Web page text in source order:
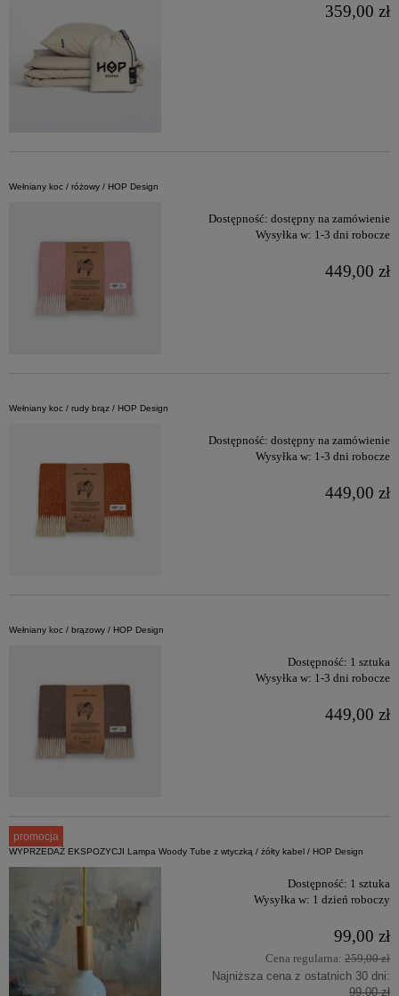
359,00 zł
Wełniany koc / różowy / HOP Design
Dostępność: dostępny na zamówienie
Wysyłka w: 1-3 dni robocze
449,00 zł
Wełniany koc / rudy brąz / HOP Design
Dostępność: dostępny na zamówienie
Wysyłka w: 1-3 dni robocze
449,00 zł
Wełniany koc / brązowy / HOP Design
Dostępność: 1 sztuka
Wysyłka w: 1-3 dni robocze
449,00 zł
WYPRZEDAŻ EKSPOZYCJI Lampa Woody Tube z wtyczką / żółty kabel / HOP Design
Dostępność: 1 sztuka
Wysyłka w: 1 dzień roboczy
99,00 zł
Cena regularna: 259,00 zł
Najniższa cena z ostatnich 30 dni:
99,00 zł
promocja